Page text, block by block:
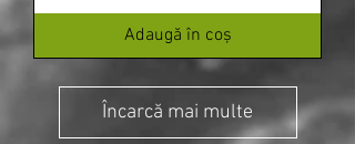
Adaugă în coș
Încarcă mai multe